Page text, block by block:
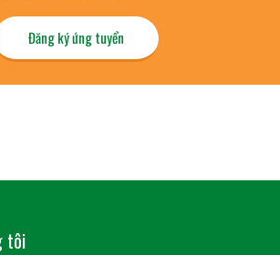
Đăng ký ứng tuyển
tôi